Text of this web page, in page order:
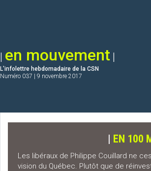
| en mouvement |
L'infolettre hebdomadaire de la CSN
Numéro 037 9 novembre 2017
| EN 100
Les libéraux de Philippe Couillard ne
vision du Québec. Plutôt que de